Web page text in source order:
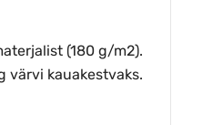
(180 g/m2).
värvi kauakestvaks.